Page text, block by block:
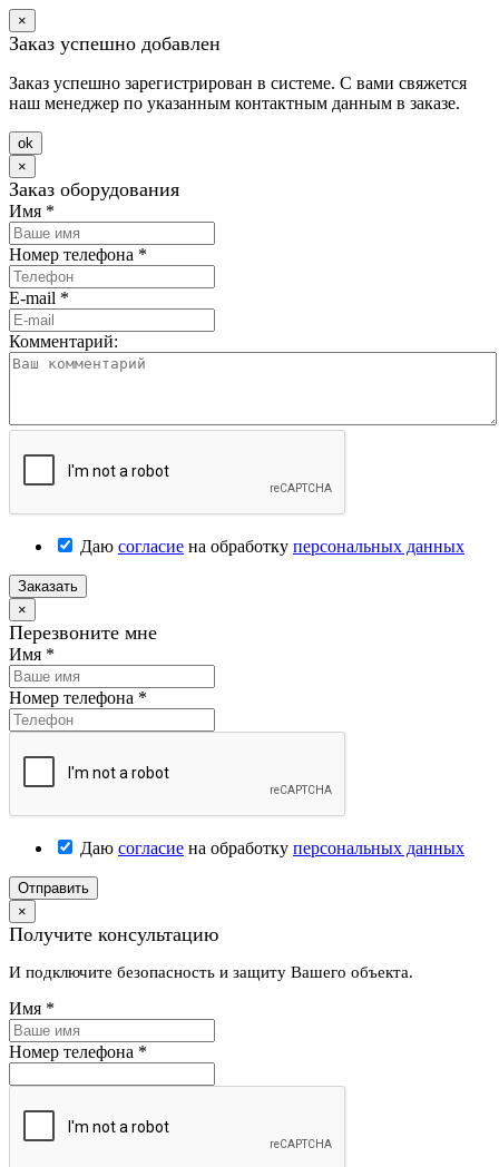
×
Заказ успешно добавлен
Заказ успешно зарегистрирован в системе. С вами свяжется
наш менеджер по указанным контактным данным в заказе.
оk
×
Заказ оборудования
Имя *
Номер телефона *
E-mail *
Комментарий:
Даю согласие на обработку персональных данных
Заказать
×
Перезвоните мне
Имя *
Номер телефона *
Даю согласие на обработку персональных данных
Отправить
×
Получите консультацию
И подключите безопасность и защиту Вашего объекта.
Имя *
Номер телефона *